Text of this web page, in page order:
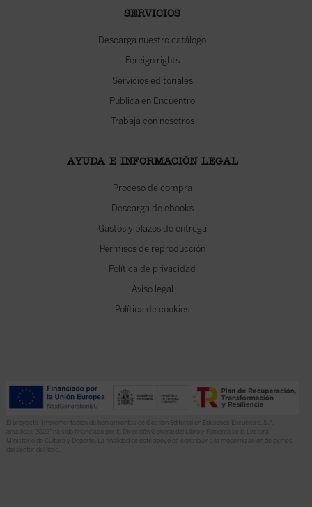
SERVICIOS
Descarga nuestro catálogo
Foreign rights
Servicios editoriales
Publica en Encuentro
Trabaja con nosotros
AYUDA E INFORMACIÓN LEGAL
Proceso de compra
Descarga de ebooks
Gastos y plazos de entrega
Permisos de reproducción
Política de privacidad
Aviso legal
Política de cookies
El proyecto “Implementación de herramientas de Gestión Editorial en Ediciones Encuentro, S.A.
anualidad 2022” ha sido financiado por la Dirección General del Libro y Fomento de la Lectura,
Ministerio de Cultura y Deporte. La finalidad de este apoyo es contribuir a la modernización de pymes
del sector del libro.